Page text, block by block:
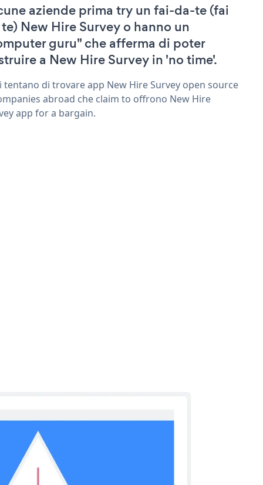
aziende prima try un fai-da-te (fai
New Hire Survey o hanno un
guru" che afferma di poter
a New Hire Survey in 'no time'.
tentano di trovare app New Hire Survey open source
abroad che claim to offrono New Hire
app for a bargain.